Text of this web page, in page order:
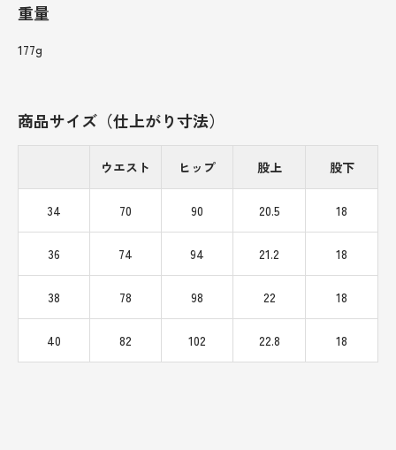
重量
177g
商品サイズ（仕上がり寸法）
ウエスト ヒップ 股上 股下
34 70 90 20.5 18
36 74 94 21.2 18
38 78 98 22 18
40 82 102 22.8 18